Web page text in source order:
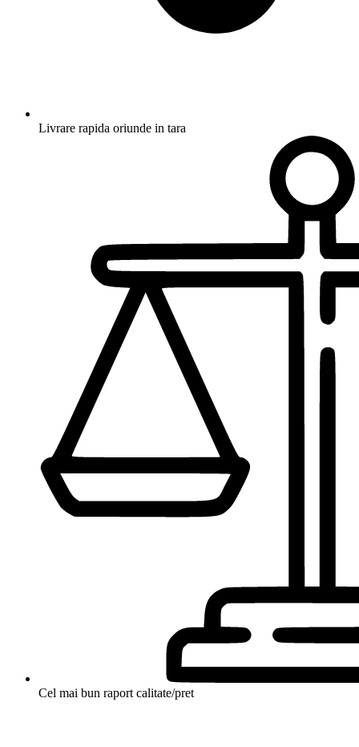
Livrare rapida oriunde in tara
Cel mai bun raport calitate/pret